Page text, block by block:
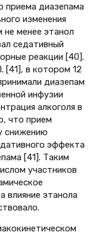
приема диазепама
изменения
не менее этанол
седативный
реакции [40].
[41], в котором 12
диазепам
инфузии
алкоголя в
что прием
снижению
эффекта
[41]. Таким
участников
влияние этанола